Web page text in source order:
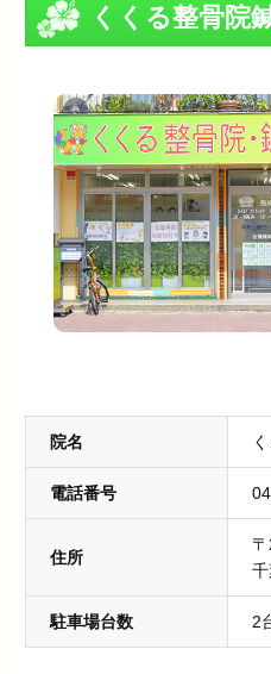
くくる整骨院
院名
電話番号
住所
駐車場台数 2